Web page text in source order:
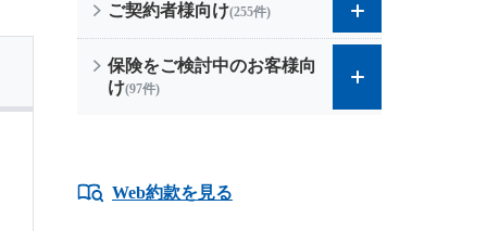
ご契約者様向け(255件)
保険をご検討中のお客様向
け(97件)
Web約款を見る